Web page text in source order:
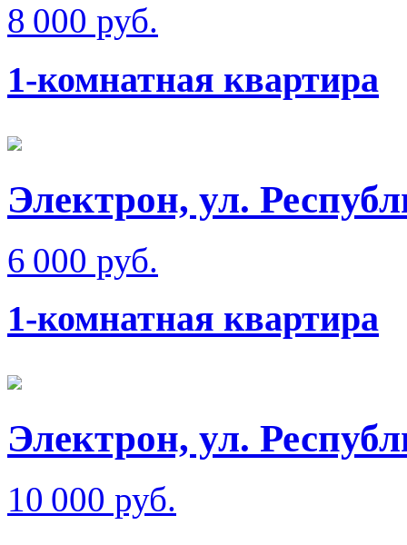
8 000 руб.
1-комнатная квартира
Электрон, ул.
6 000 руб.
1-комнатная квартира
Электрон, ул.
10 000 руб.